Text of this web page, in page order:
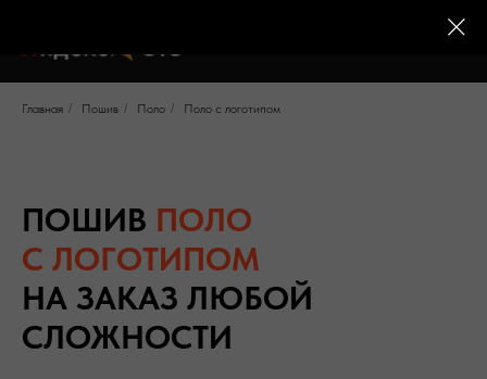
Главная / Пошив / Поло / Поло с логотипом
ПОШИВ ПОЛО
С ЛОГОТИПОМ
НА ЗАКАЗ ЛЮБОЙ
СЛОЖНОСТИ